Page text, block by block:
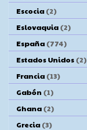
Escocia (2)
Eslovaquia (2)
España (774)
Estados Unidos (2)
Francia (13)
Gabón (1)
Ghana (2)
Grecia (3)